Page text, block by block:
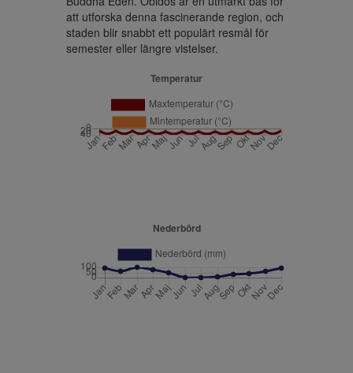
att utforska denna fascinerande region, och
staden blir snabbt ett populärt resmål för
semester eller längre vistelser.